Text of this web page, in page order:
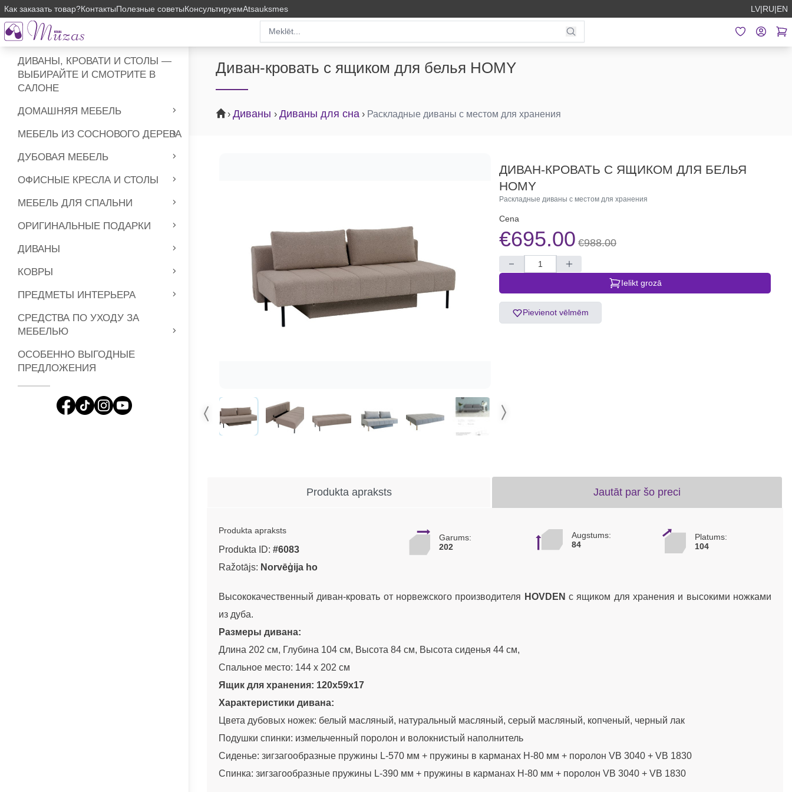
ДИВАНЫ, КРОВАТИ И СТОЛЫ —
ВЫБИРАЙТЕ И СМОТРИТЕ В
САЛОНЕ
ДОМАШНЯЯ МЕБЕЛЬ
МЕБЕЛЬ ИЗ СОСНОВОГО ДЕРЕВА
ДУБОВАЯ МЕБЕЛЬ
ОФИСНЫЕ КРЕСЛА И СТОЛЫ
МЕБЕЛЬ ДЛЯ СПАЛЬНИ
ОРИГИНАЛЬНЫЕ ПОДАРКИ
ДИВАНЫ
КОВРЫ
ПРЕДМЕТЫ ИНТЕРЬЕРА
СРЕДСТВА ПО УХОДУ ЗА
МЕБЕЛЬЮ
ОСОБЕННО ВЫГОДНЫЕ
ПРЕДЛОЖЕНИЯ
Как заказать товар?КонтактыПолезные советыКонсультируемAtsauksmes LV|RU|EN
Диван-кровать с ящиком для белья HOMY
› Диваны › Диваны для сна › Раскладные диваны с местом для хранения
ДИВАН-КРОВАТЬ С ЯЩИКОМ ДЛЯ БЕЛЬЯ
HOMY
Раскладные диваны с местом для хранения
Cena
€695.00 €988.00
Ielikt grozā
Pievienot vēlmēm
Produkta apraksts Jautāt par šo preci
Produkta apraksts
Produkta ID: #6083
Ražotājs: Norvēģija ho
Garums:
202
Augstums:
84
Platums:
104
Высококачественный диван-кровать от норвежского производителя HOVDEN с ящиком для хранения и высокими ножками
из дуба.
Размеры дивана:
Длина 202 см, Глубина 104 см, Высота 84 см, Высота сиденья 44 см,
Спальное место: 144 x 202 см
Ящик для хранения: 120x59x17
Характеристики дивана:
Цвета дубовых ножек: белый масляный, натуральный масляный, серый масляный, копченый, черный лак
Подушки спинки: измельченный поролон и волокнистый наполнитель
Сиденье: зигзагообразные пружины L-570 мм + пружины в карманах H-80 мм + поролон VB 3040 + VB 1830
Спинка: зигзагообразные пружины L-390 мм + пружины в карманах H-80 мм + поролон VB 3040 + VB 1830